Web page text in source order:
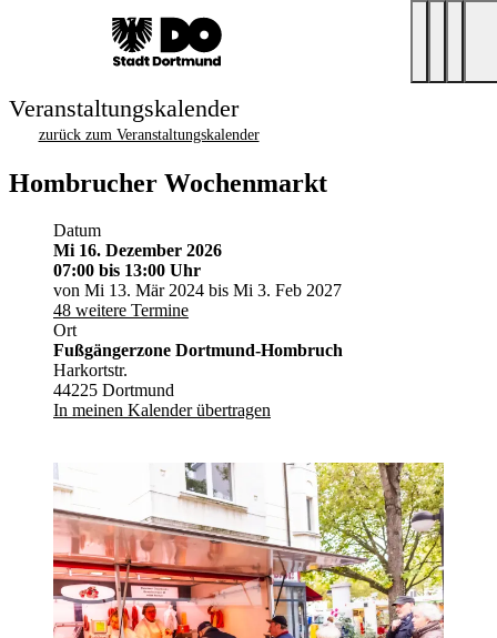
Veranstaltungskalender
zurück zum Veranstaltungskalender
Hombrucher Wochenmarkt
Datum
Mi 16. Dezember 2026
07:00 bis 13:00 Uhr
von Mi 13. Mär 2024 bis Mi 3. Feb 2027
48 weitere Termine
Ort
Fußgängerzone Dortmund-Hombruch
Harkortstr.
44225 Dortmund
In meinen Kalender übertragen